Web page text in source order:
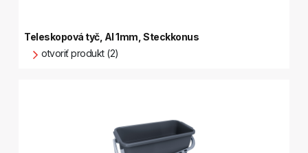
Teleskopová tyč, Al 1mm, Steckkonus
otvoriť produkt (2)